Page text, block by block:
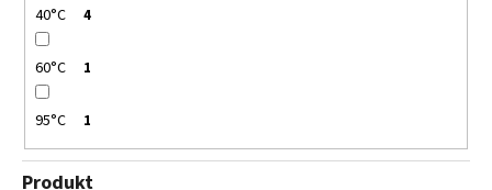
40°C 4
60°C 1
95°C 1
Produkt